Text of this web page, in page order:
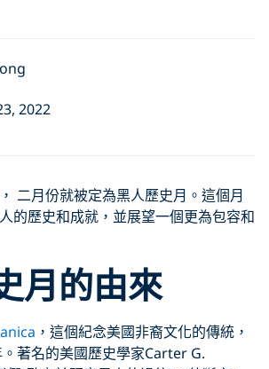
2022
二月份就被定為黑人歷史月。這個月
的歷史和成就，並展望一個更為包容和
月的由來
，這個紀念美國非裔文化的傳統，
著名的美國歷史學家Carter G.